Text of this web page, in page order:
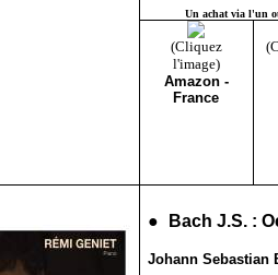
Un achat via l'un
(Cliquez
l'image)
Amazon -
France
● Bach J.S. :
Johann Sebastian